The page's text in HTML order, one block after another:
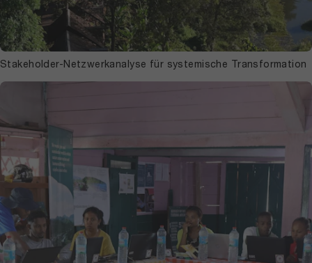
Stakeholder-Netzwerkanalyse für systemische Transformation